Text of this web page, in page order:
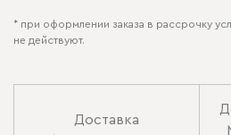
* при оформлении заказа в рассрочку
не действуют.
Доставка